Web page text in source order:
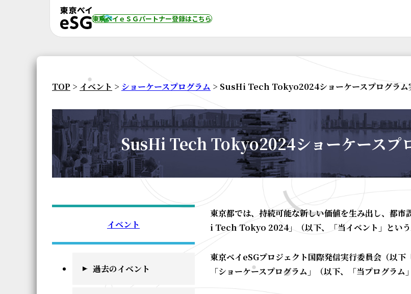
東京ベイｅＳＧパートナー登録はこちら
TOP > イベント > ショーケースプログラム > SusHi Tech Tokyo2024ショーケースプログラム
SusHi Tech Tokyo2024ショーケースプ
イベント
過去のイベント
東京都では、持続可能な新しい価値を生み出し、都
i Tech Tokyo 2024」（以下、「当イベント」とい
東京ベイeSGプロジェクト国際発信実行委員会（以
「ショーケースプログラム」（以下、「当プログラ